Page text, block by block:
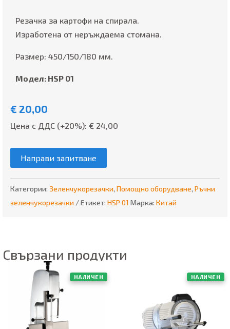
Резачка за картофи на спирала.
Изработена от неръждаема стомана.
Размер: 450/150/180 мм.
Модел: HSP 01
€ 20,00
Цена с ДДС (+20%): € 24,00
Направи запитване
Категории: Зеленчукорезачки, Помощно оборудване, Ръчни
зеленчукорезачки
Етикет: HSP 01 Марка: Китай
Свързани продукти
НАЛИЧЕН НАЛИЧЕН